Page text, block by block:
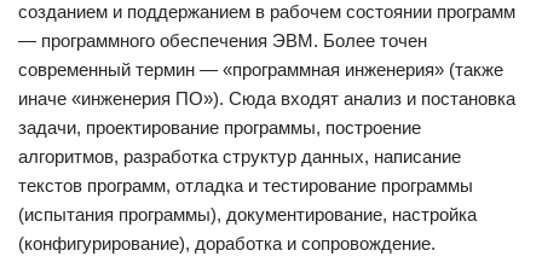
созданием и поддержанием в рабочем состоянии программ
— программного обеспечения ЭВМ. Более точен
современный термин — «программная инженерия» (также
иначе «инженерия ПО»). Сюда входят анализ и постановка
задачи, проектирование программы, построение
алгоритмов, разработка структур данных, написание
текстов программ, отладка и тестирование программы
(испытания программы), документирование, настройка
(конфигурирование), доработка и сопровождение.